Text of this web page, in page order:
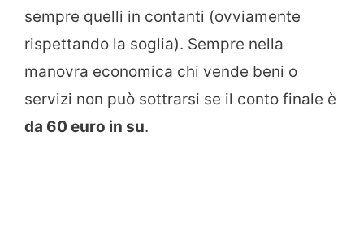
sempre quelli in contanti (ovviamente
rispettando la soglia). Sempre nella
manovra economica chi vende beni o
servizi non può sottrarsi se il conto finale è
da 60 euro in su.